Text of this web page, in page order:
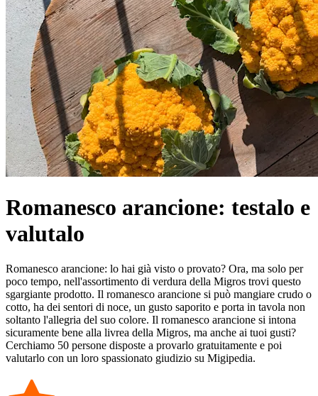
Romanesco arancione: testalo e
valutalo
Romanesco arancione: lo hai già visto o provato? Ora, ma solo per
poco tempo, nell'assortimento di verdura della Migros trovi questo
sgargiante prodotto. Il romanesco arancione si può mangiare crudo o
cotto, ha dei sentori di noce, un gusto saporito e porta in tavola non
soltanto l'allegria del suo colore. Il romanesco arancione si intona
sicuramente bene alla livrea della Migros, ma anche ai tuoi gusti?
Cerchiamo 50 persone disposte a provarlo gratuitamente e poi
valutarlo con un loro spassionato giudizio su Migipedia.